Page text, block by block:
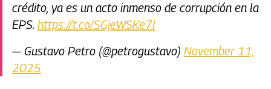
crédito, ya es un acto inmenso de corrupción en la
EPS. https://t.co/SGjeWSKe7I
— Gustavo Petro (@petrogustavo) November 11,
2025